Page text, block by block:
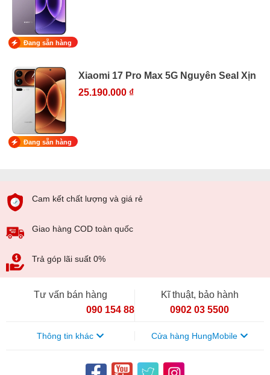
Đang sẵn hàng
Xiaomi 17 Pro Max 5G Nguyên Seal Xịn
25.190.000 ₫
Đang sẵn hàng
Cam kết chất lượng và giá rẻ
Giao hàng COD toàn quốc
Trả góp lãi suất 0%
Tư vấn bán hàng
090 154 8866
Kĩ thuật, bảo hành
0902 03 5500
Thông tin khác Cửa hàng HungMobile